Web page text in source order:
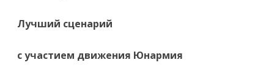
Лучший сценарий
с участием движения Юнармия